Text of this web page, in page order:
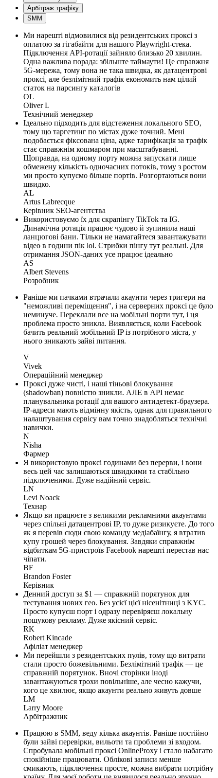
Арбітраж трафіку
SMM
Ми нарешті відмовилися від резидентських проксі з
оплатою за гігабайти для нашого Playwright-стека.
Підключення API-ротації зайняло близько 20 хвилин.
Одна важлива порада: збільште таймаути! Це справжня
5G-мережа, тому вона не така швидка, як датацентрові
проксі, але безлімітний трафік економить нам цілий
статок на парсингу каталогів
OL
Oliver L
Технічний менеджер
Ідеально підходить для відстеження локального SEO,
тому що таргетинг по містах дуже точний. Мені
подобається фіксована ціна, адже тарифікація за трафік
стає справжнім кошмаром при масштабуванні.
Щоправда, на одному порту можна запускати лише
обмежену кількість одночасних потоків, тому з ростом
ми просто купуємо більше портів. Розгортаються вони
швидко.
AL
Artus Labrecque
Керівник SEO-агентства
Використовуємо їх для скрапінгу TikTok та IG.
Динамічна ротація працює чудово й зупинила наші
ланцюгові бани. Тільки не намагайтеся завантажувати
відео в години пік lol. Стрибки пінгу тут реальні. Для
отримання JSON-даних усе працює ідеально
AS
Albert Stevens
Розробник
Раніше ми пачками втрачали акаунти через тригери на
"неможливі переміщення", і на серверних проксі це було
неминуче. Переклали все на мобільні порти тут, і ця
проблема просто зникла. Виявляється, коли Facebook
бачить реальний мобільний IP із потрібного міста, у
нього зникають зайві питання.
V
Vivek
Операційний менеджер
Проксі дуже чисті, і наші тіньові блокування
(shadowban) повністю зникли. АЛЕ в API немає
планувальника ротації для вашого антидетект-браузера.
IP-адреси мають відмінну якість, однак для правильного
налаштування сервісу вам точно знадобляться технічні
навички.
N
Nisha
Фармер
Я використовую проксі годинами без перерви, і вони
весь цей час залишаються швидкими та стабільно
підключеними. Дуже надійний сервіс.
LN
Levi Noack
Технар
Якщо ви працюєте з великими рекламними акаунтами
через спільні датацентрові IP, то дуже ризикуєте. До того
як я перевів сюди свою команду медіабаїнгу, я втратив
купу грошей через блокування. Завдяки справжнім
відбиткам 5G-пристроїв Facebook нарешті перестав нас
чіпати.
BF
Brandon Foster
Керівник
Денний доступ за $1 — справжній порятунок для
тестування нових гео. Без усієї цієї нісенітниці з KYC.
Просто купуєш порт і одразу перевіряєш локальну
пошукову рекламу. Дуже якісний сервіс.
RK
Robert Kincade
Афіліат менеджер
Ми перейшли з резидентських пулів, тому що витрати
стали просто божевільними. Безлімітний трафік — це
справжній порятунок. Вночі сторінки іноді
завантажуються трохи повільніше, але чесно кажучи,
кого це хвилює, якщо акаунти реально живуть довше
LM
Larry Moore
Арбітражник
Працюю в SMM, веду кілька акаунтів. Раніше постійно
були зайві перевірки, вильоти та проблеми зі входом.
Спробувала мобільні проксі OnlineProxy і стало набагато
спокійніше працювати. Облікові записи менше
смикають, підключення просте, можна вибрати потрібну